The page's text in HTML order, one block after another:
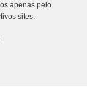
apenas pelo
sites.